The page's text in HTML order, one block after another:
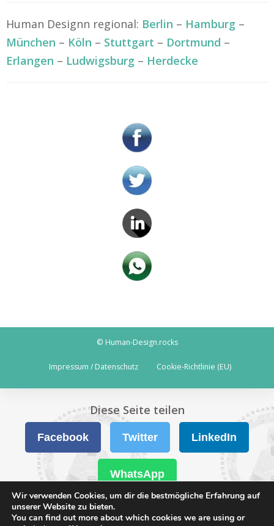
Human Designn regional: Berlin – Hamburg –
München – Köln – Stuttgart – Dortmund –
Erlangen – Ludwigsburg – Herdecke
© Human-Design.rocks
Impressum / Datenschutz Cookie-Richtlinie (EU)
Wir verwenden Cookies, um dir die bestmögliche Erfahrung auf
unserer Website zu bieten.
You can find out more about which cookies we are using or
Diese Seite teilen
Facebook Twitter LinkedIn
WhatsApp